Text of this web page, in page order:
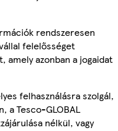
rendszeresen
felelősséget
azonban a jogaidat
felhasználásra szolgál,
a Tesco-GLOBAL
nélkül, vagy